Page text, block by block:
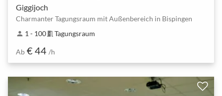
Giggijoch
Charmanter Tagungsraum mit Außenbereich in Bispingen
person 1 - 100meeting_room Tagungsraum
Ab € 44 /h